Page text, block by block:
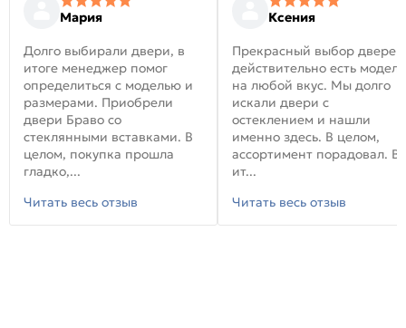
Мария
Долго выбирали двери, в
итоге менеджер помог
определиться с моделью и
размерами. Приобрели
двери Браво со
стеклянными вставками. В
целом, покупка прошла
гладко,...
Читать весь отзыв
Ксения
Прекрасный выбор
действительно есть модели
на любой вкус. Мы долго
искали двери с
остеклением и нашли
именно здесь. В целом,
ассортимент порадовал. В
ит...
Читать весь отзыв